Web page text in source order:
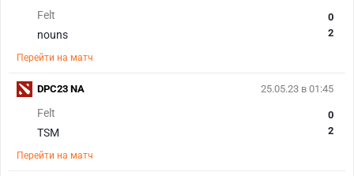
Felt
nouns
0
2
Перейти на матч
25.05.23 в 01:45
Felt
TSM
0
2
Перейти на матч
DPC23 NA